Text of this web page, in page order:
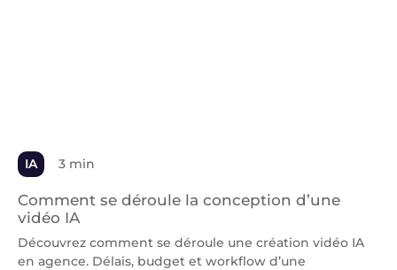
IA 3 min
Comment se déroule la conception d’une
vidéo IA
Découvrez comment se déroule une création vidéo IA
en agence. Délais, budget et workflow d’une